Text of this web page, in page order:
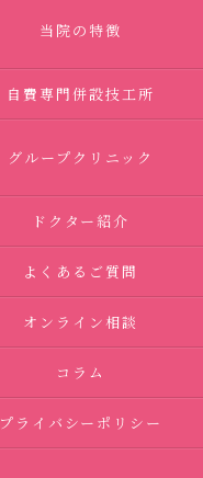
当院の特徴
自費専門併設技工所
グループクリニック
ドクター紹介
よくあるご質問
オンライン相談
コラム
プライバシーポリシー